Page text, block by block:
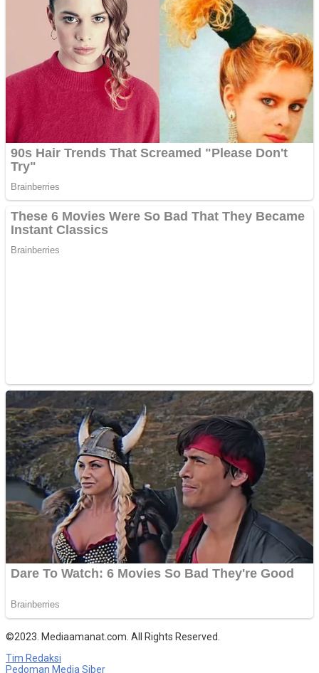
©2023. Mediaamanat.com. All Rights Reserved.
Tim Redaksi
Pedoman Media Siber